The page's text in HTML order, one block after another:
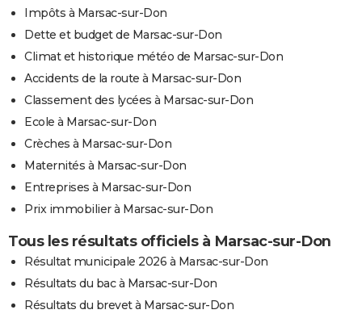
Impôts à Marsac-sur-Don
Dette et budget de Marsac-sur-Don
Climat et historique météo de Marsac-sur-Don
Accidents de la route à Marsac-sur-Don
Classement des lycées à Marsac-sur-Don
Ecole à Marsac-sur-Don
Crèches à Marsac-sur-Don
Maternités à Marsac-sur-Don
Entreprises à Marsac-sur-Don
Prix immobilier à Marsac-sur-Don
Tous les résultats officiels à Marsac-sur-Don
Résultat municipale 2026 à Marsac-sur-Don
Résultats du bac à Marsac-sur-Don
Résultats du brevet à Marsac-sur-Don